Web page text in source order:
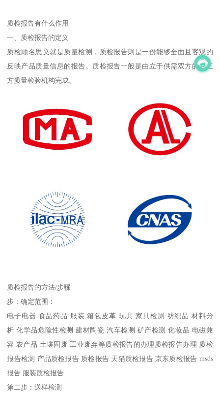
质检报告有什么作用
一、质检报告的定义
质检顾名思义就是质量检测，质检报告则是一份能够全面且客观的
反映产品质量信息的报告。质检报告一般是由立于供需双方的第三
方质量检验机构完成。
质检报告的方法/步骤
步：确定范围：
电子电器 食品药品 服装 箱包皮革 玩具 家具检测 纺织品 材料分
析 化学品危险性检测 建材陶瓷 汽车检测 矿产检测 化妆品 电磁兼
容 农产品 土壤固废 工业废弃等质检报告的办理质检报告办理 质检
报告检测 产品质检报告 质检报告 天猫质检报告 京东质检报告 msds
报告 服装质检报告
第二步：送样检测